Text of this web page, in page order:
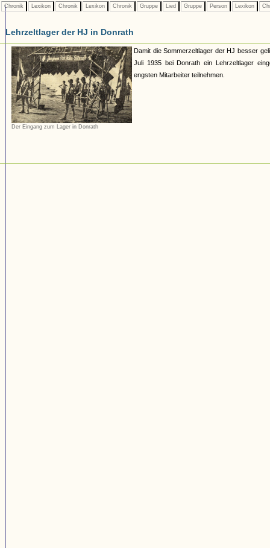
Chronik Lexikon Chronik Lexikon Chronik Gruppe Lied Gruppe Person Lexikon
Lehrzeltlager der HJ in Donrath
Der Eingang zum Lager in Donrath
Damit die Sommerzeltlager der HJ besser
Juli 1935 bei Donrath ein Lehrzeltlager
engsten Mitarbeiter teilnehmen.